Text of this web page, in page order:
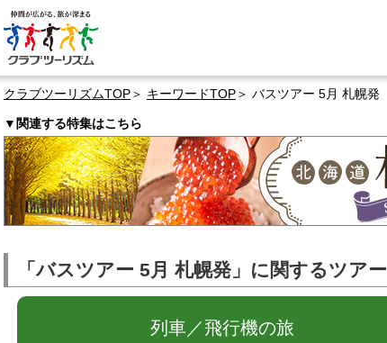
クラブツーリズムTOP キーワードTOP バスツアー 5月 札幌発
▼関連する特集はこちら
「バスツアー 5月 札幌発」に関するツアー
列車／飛行機の旅